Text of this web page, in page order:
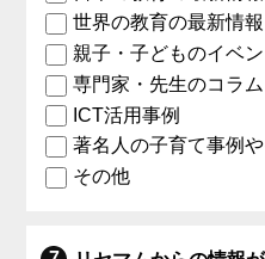
世界の教育の最新情報
親子・子どものイベ
専門家・先生のコラム
ICT活用事例
著名人の子育て事例
その他